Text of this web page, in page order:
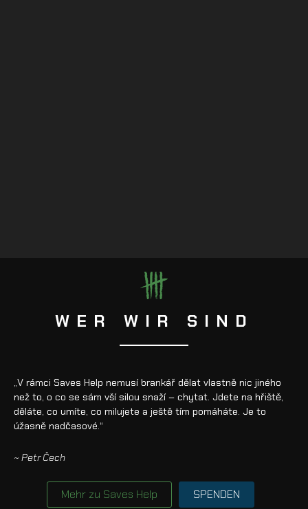
WER WIR SIND
„V rámci Saves Help nemusí brankář dělat vlastně nic jiného
než to, o co se sám vší silou snaží – chytat. Jdete na hřiště,
děláte, co umíte, co milujete a ještě tím pomáháte. Je to
úžasně nadčasové.“
~ Petr Čech
Mehr zu Saves Help SPENDEN